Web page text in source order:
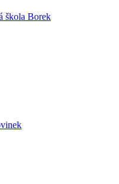
škola Borek